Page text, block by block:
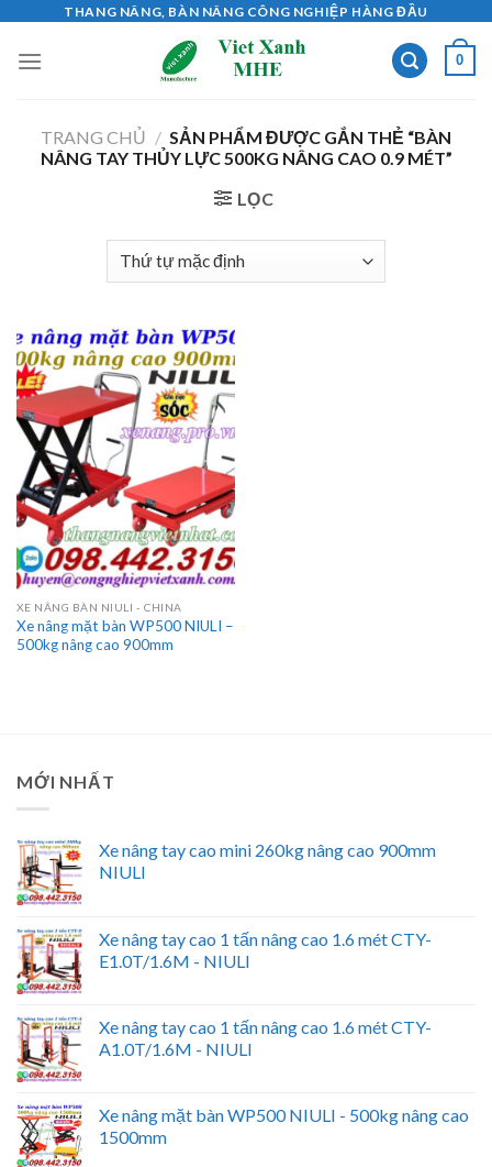
content
THANG NÂNG, BÀN NÂNG CÔNG NGHIỆP HÀNG ĐẦU
0
TRANG CHỦ / SẢN PHẨM ĐƯỢC GẮN THẺ “BÀN
NÂNG TAY THỦY LỰC 500KG NÂNG CAO 0.9 MÉT”
LỌC
XE NÂNG BÀN NIULI - CHINA
Xe nâng mặt bàn WP500 NIULI –
500kg nâng cao 900mm
MỚI NHẤT
Xe nâng tay cao mini 260kg nâng cao 900mm
NIULI
Xe nâng tay cao 1 tấn nâng cao 1.6 mét CTY-
E1.0T/1.6M - NIULI
Xe nâng tay cao 1 tấn nâng cao 1.6 mét CTY-
A1.0T/1.6M - NIULI
Xe nâng mặt bàn WP500 NIULI - 500kg nâng cao
1500mm